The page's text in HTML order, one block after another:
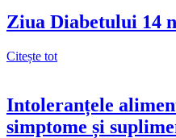
Ziua Diabetului 14
Citește tot
Intoleranțele
simptome și